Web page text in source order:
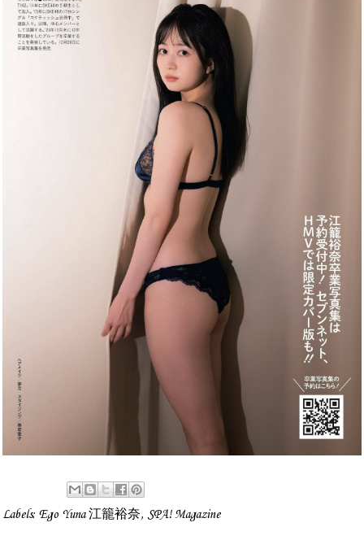
Labels: Ego Yuna 江籠裕奈, SPA! Magazine